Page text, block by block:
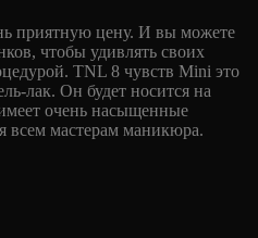
приятную цену. И вы можете
чтобы удивлять своих
TNL 8 чувств Mini это
лак. Он будет носится на
очень насыщенные
всем мастерам маникюра.